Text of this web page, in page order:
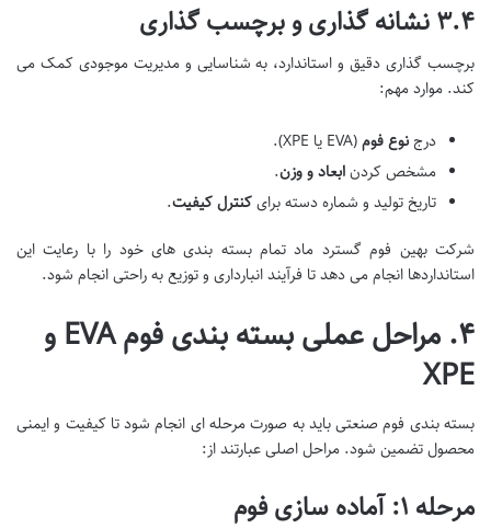
۳.۴ نشانه گذاری و برچسب گذاری
برچسب گذاری دقیق و استاندارد، به شناسایی و مدیریت موجودی کمک می
کند. موارد مهم:
درج نوع فوم(EVA یا XPE).
مشخص کردنابعاد و وزن.
تاریخ تولید و شماره دسته برایکنترل کیفیت.
شرکت بهین فوم گسترد ماد تمام بسته بندی های خود را با رعایت این
استانداردها انجام می دهد تا فرآیند انبارداری و توزیع به راحتی انجام شود.
۴. مراحل عملی بسته بندی فوم EVA و
XPE
بسته بندی فوم صنعتی باید به صورت مرحله ای انجام شود تا کیفیت و ایمنی
محصول تضمین شود. مراحل اصلی عبارتند از:
مرحله ۱: آماده سازی فوم